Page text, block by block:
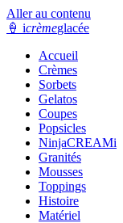
Aller au contenu
🍦 icrèmeglacée
Accueil
Crèmes
Sorbets
Gelatos
Coupes
Popsicles
NinjaCREAMi
Granités
Mousses
Toppings
Histoire
Matériel